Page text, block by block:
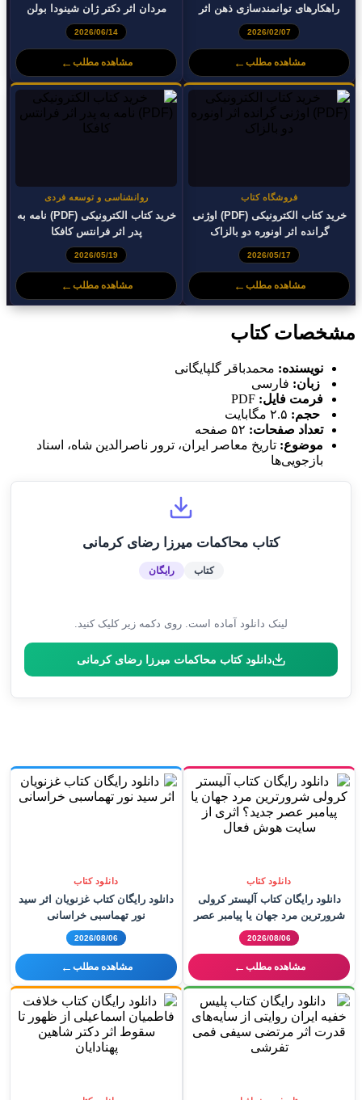
راهکارهای توانمندسازی ذهن اثر
ریچارد لویتون
2026/02/07
مشاهده مطلب ←
مردان اثر دکتر ژان شینودا بولن
2026/06/14
مشاهده مطلب ←
فروشگاه کتاب
خرید کتاب الکترونیکی (PDF) اوژنی
گرانده اثر اونوره دو بالزاک
2026/05/17
مشاهده مطلب ←
روانشناسی و توسعه فردی
خرید کتاب الکترونیکی (PDF) نامه به
پدر اثر فرانتس کافکا
2026/05/19
مشاهده مطلب ←
مشخصات کتاب
نویسنده: محمدباقر گلپایگانی
زبان: فارسی
فرمت فایل:
حجم:
تعداد صفحات:
موضوع: تاریخ معاصر ایران، ترور ناصرالدین شاه، اسناد
بازجویی‌ها
کتاب محاکمات میرزا رضای کرمانی
کتاب رایگان
لینک دانلود آماده است. روی دکمه زیر کلیک کنید.
دانلود کتاب محاکمات میرزا رضای کرمانی
دانلود کتاب
دانلود رایگان کتاب آلیستر کرولی
شرورترین مرد جهان یا پیامبر عصر
جدید؟ اثری از سایت هوش فعال
2026/08/06
مشاهده مطلب ←
دانلود کتاب
دانلود رایگان کتاب غزنویان اثر سید
نور تهماسبی خراسانی
2026/08/06
مشاهده مطلب ←